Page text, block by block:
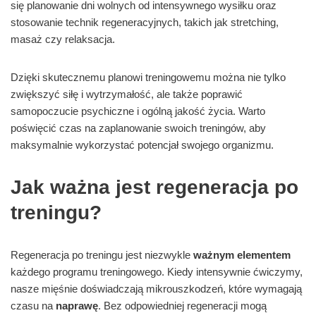
się planowanie dni wolnych od intensywnego wysiłku oraz
stosowanie technik regeneracyjnych, takich jak stretching,
masaż czy relaksacja.
Dzięki skutecznemu planowi treningowemu można nie tylko
zwiększyć siłę i wytrzymałość, ale także poprawić
samopoczucie psychiczne i ogólną jakość życia. Warto
poświęcić czas na zaplanowanie swoich treningów, aby
maksymalnie wykorzystać potencjał swojego organizmu.
Jak ważna jest regeneracja po
treningu?
Regeneracja po treningu jest niezwykle ważnym elementem
każdego programu treningowego. Kiedy intensywnie ćwiczymy,
nasze mięśnie doświadczają mikrouszkodzeń, które wymagają
czasu na naprawę. Bez odpowiedniej regeneracji mogą